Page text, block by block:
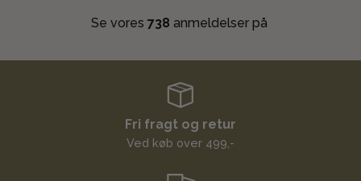
Se vores 738 anmeldelser på
Fri fragt og retur
Ved køb over 499,-